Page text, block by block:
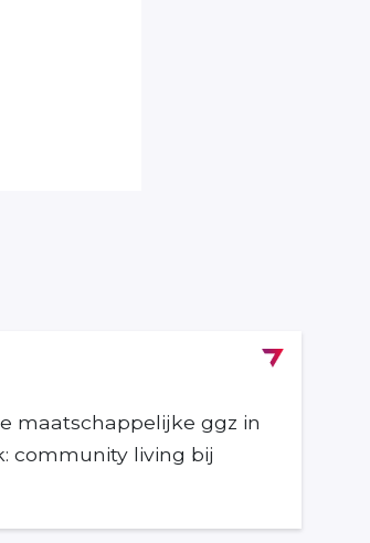
maatschappelijke ggz in
community living bij